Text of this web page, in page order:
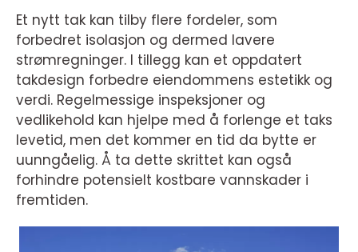
Et nytt tak kan tilby flere fordeler, som
forbedret isolasjon og dermed lavere
strømregninger. I tillegg kan et oppdatert
takdesign forbedre eiendommens estetikk og
verdi. Regelmessige inspeksjoner og
vedlikehold kan hjelpe med å forlenge et taks
levetid, men det kommer en tid da bytte er
uunngåelig. Å ta dette skrittet kan også
forhindre potensielt kostbare vannskader i
fremtiden.